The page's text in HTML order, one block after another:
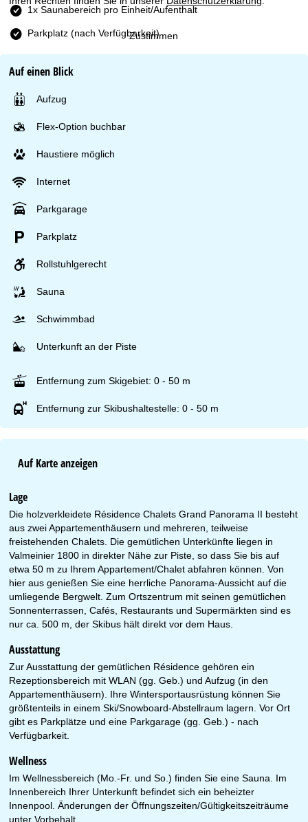
Zustimmen
1x Saunabereich pro Einheit/Aufenthalt
Parkplatz (nach Verfügbarkeit)
Auf einen Blick
Aufzug
Flex-Option buchbar
Haustiere möglich
Internet
Parkgarage
Parkplatz
Rollstuhlgerecht
Sauna
Schwimmbad
Unterkunft an der Piste
Entfernung zum Skigebiet: 0 - 50 m
Entfernung zur Skibushaltestelle: 0 - 50 m
Auf Karte anzeigen
Lage
Die holzverkleidete Résidence Chalets Grand Panorama II besteht
aus zwei Appartementhäusern und mehreren, teilweise
freistehenden Chalets. Die gemütlichen Unterkünfte liegen in
Valmeinier 1800 in direkter Nähe zur Piste, so dass Sie bis auf
etwa 50 m zu Ihrem Appartement/Chalet abfahren können. Von
hier aus genießen Sie eine herrliche Panorama-Aussicht auf die
umliegende Bergwelt. Zum Ortszentrum mit seinen gemütlichen
Sonnenterrassen, Cafés, Restaurants und Supermärkten sind es
nur ca. 500 m, der Skibus hält direkt vor dem Haus.
Ausstattung
Zur Ausstattung der gemütlichen Résidence gehören ein
Rezeptionsbereich mit WLAN (gg. Geb.) und Aufzug (in den
Appartementhäusern). Ihre Wintersportausrüstung können Sie
größtenteils in einem Ski/Snowboard-Abstellraum lagern. Vor Ort
gibt es Parkplätze und eine Parkgarage (gg. Geb.) - nach
Verfügbarkeit.
Wellness
Im Wellnessbereich (Mo.-Fr. und So.) finden Sie eine Sauna. Im
Innenbereich Ihrer Unterkunft befindet sich ein beheizter
Innenpool. Änderungen der Öffnungszeiten/Gültigkeitszeiträume
unter Vorbehalt.